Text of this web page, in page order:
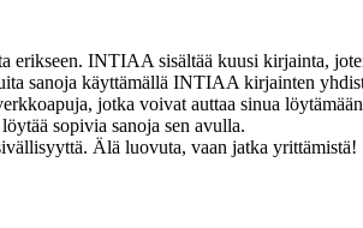
erikseen. INTIAA sisältää kuusi kirjainta,
sanoja käyttämällä INTIAA kirjainten
jotka voivat auttaa sinua
sopivia sanoja sen avulla.
Älä luovuta, vaan jatka yrittämistä!